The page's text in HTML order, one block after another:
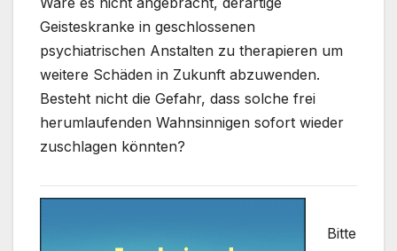
Geisteskranke in geschlossenen
psychiatrischen Anstalten zu therapieren um
weitere Schäden in Zukunft abzuwenden.
Besteht nicht die Gefahr, dass solche frei
herumlaufenden Wahnsinnigen sofort wieder
zuschlagen könnten?
Bitte